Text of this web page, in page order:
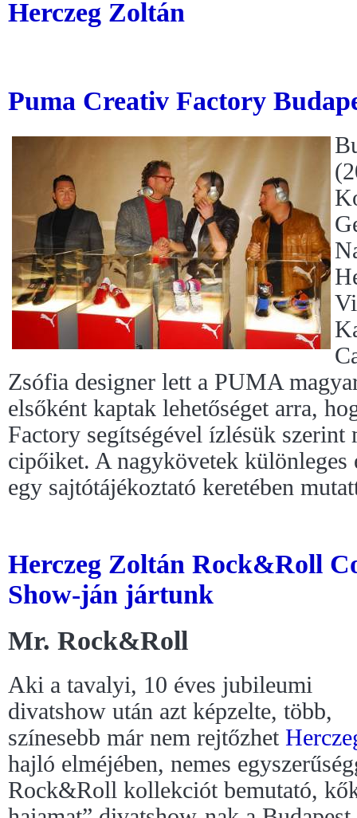
Herczeg Zoltán
Puma Creativ Factory
Zsófia designer lett a PUMA
elsőként kaptak lehetőséget arra,
Factory segítségével ízlésük szerint
cipőiket. A nagykövetek
egy sajtótájékoztató keretében
Herczeg Zoltán Rock&Roll
Show-ján jártunk
Mr. Rock&Roll
Aki a tavalyi, 10 éves jubileumi
divatshow után azt képzelte, több,
színesebb már nem rejtőzhet
hajló elméjében, nemes
Rock&Roll kollekciót bemutató,